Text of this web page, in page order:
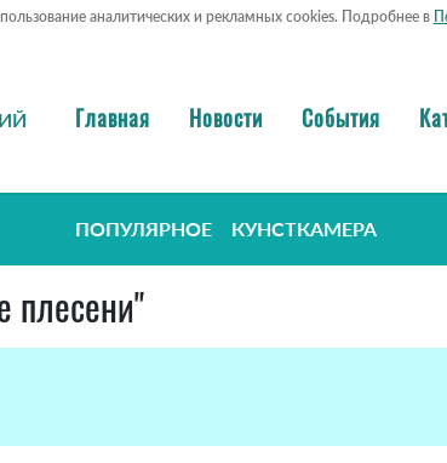
аналитических и рекламных cookies. Подробнее в
Главная Новости События
ПОПУЛЯРНОЕ КУНСТКАМЕРА
плесени"